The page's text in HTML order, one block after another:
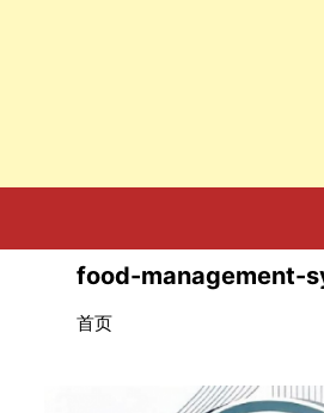
food-management-
首页